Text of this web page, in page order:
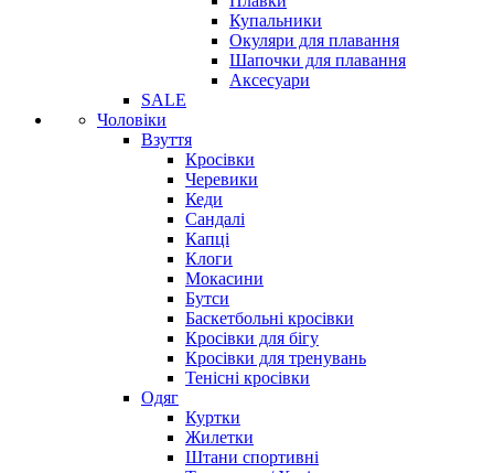
Купальники
Окуляри для плавання
Шапочки для плавання
Аксесуари
SALE
Чоловіки
Взуття
Кросівки
Черевики
Кеди
Сандалі
Капці
Клоги
Мокасини
Бутси
Баскетбольні кросівки
Кросівки для бігу
Кросівки для тренувань
Тенісні кросівки
Одяг
Куртки
Жилетки
Штани спортивні